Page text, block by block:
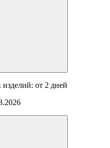
изделий: от 2 дней